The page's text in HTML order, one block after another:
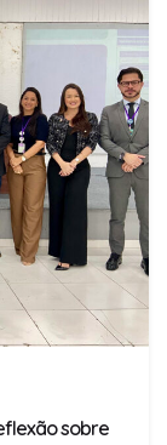
sobre